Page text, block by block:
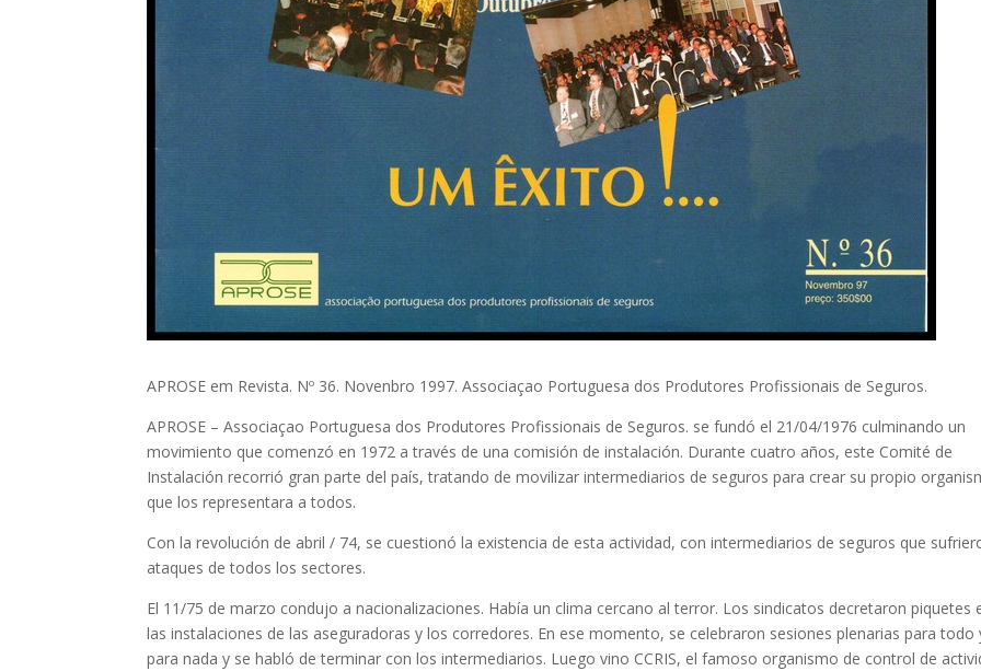
APROSE em Revista. Nº 36. Novenbro 1997. Associaçao Portuguesa dos Produtores Profissionais de Seguros.
APROSE – Associaçao Portuguesa dos Produtores Profissionais de Seguros. se fundó el 21/04/1976 culminando un
movimiento que comenzó en 1972 a través de una comisión de instalación. Durante cuatro años, este Comité de
Instalación recorrió gran parte del país, tratando de movilizar intermediarios de seguros para crear su propio
que los representara a todos.
Con la revolución de abril / 74, se cuestionó la existencia de esta actividad, con intermediarios de seguros que
ataques de todos los sectores.
El 11/75 de marzo condujo a nacionalizaciones. Había un clima cercano al terror. Los sindicatos decretaron piquetes
las instalaciones de las aseguradoras y los corredores. En ese momento, se celebraron sesiones plenarias para todo
para nada y se habló de terminar con los intermediarios. Luego vino CCRIS, el famoso organismo de control de